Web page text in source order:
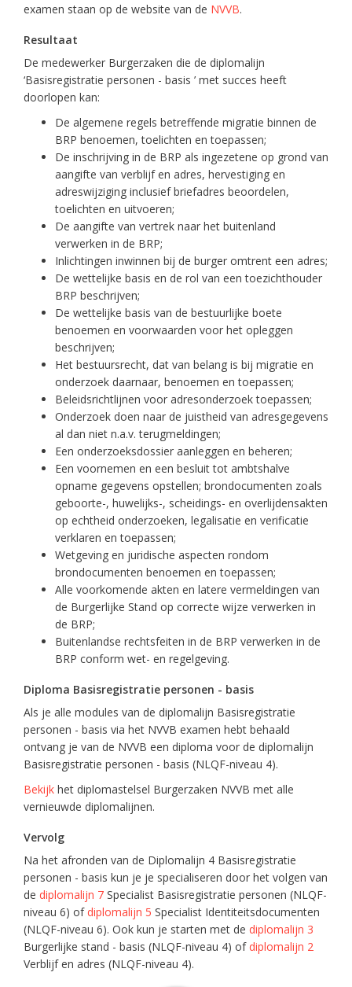
examen staan op de website van de NVVB.
Resultaat
De medewerker Burgerzaken die de diplomalijn
‘Basisregistratie personen - basis ’ met succes heeft
doorlopen kan:
De algemene regels betreffende migratie binnen de
BRP benoemen, toelichten en toepassen;
De inschrijving in de BRP als ingezetene op grond van
aangifte van verblijf en adres, hervestiging en
adreswijziging inclusief briefadres beoordelen,
toelichten en uitvoeren;
De aangifte van vertrek naar het buitenland
verwerken in de BRP;
Inlichtingen inwinnen bij de burger omtrent een adres;
De wettelijke basis en de rol van een toezichthouder
BRP beschrijven;
De wettelijke basis van de bestuurlijke boete
benoemen en voorwaarden voor het opleggen
beschrijven;
Het bestuursrecht, dat van belang is bij migratie en
onderzoek daarnaar, benoemen en toepassen;
Beleidsrichtlijnen voor adresonderzoek toepassen;
Onderzoek doen naar de juistheid van adresgegevens
al dan niet n.a.v. terugmeldingen;
Een onderzoeksdossier aanleggen en beheren;
Een voornemen en een besluit tot ambtshalve
opname gegevens opstellen; brondocumenten zoals
geboorte-, huwelijks-, scheidings- en overlijdensakten
op echtheid onderzoeken, legalisatie en verificatie
verklaren en toepassen;
Wetgeving en juridische aspecten rondom
brondocumenten benoemen en toepassen;
Alle voorkomende akten en latere vermeldingen van
de Burgerlijke Stand op correcte wijze verwerken in
de BRP;
Buitenlandse rechtsfeiten in de BRP verwerken in de
BRP conform wet- en regelgeving.
Diploma Basisregistratie personen - basis
Als je alle modules van de diplomalijn Basisregistratie
personen - basis via het NVVB examen hebt behaald
ontvang je van de NVVB een diploma voor de diplomalijn
Basisregistratie personen - basis (NLQF-niveau 4).
Bekijk het diplomastelsel Burgerzaken NVVB met alle
vernieuwde diplomalijnen.
Vervolg
Na het afronden van de Diplomalijn 4 Basisregistratie
personen - basis kun je je specialiseren door het volgen van
de diplomalijn 7 Specialist Basisregistratie personen (NLQF-
niveau 6) ofdiplomalijn 5 Specialist Identiteitsdocumenten
(NLQF-niveau 6). Ook kun je starten met de diplomalijn 3
Burgerlijke stand - basis (NLQF-niveau 4) ofdiplomalijn 2
Verblijf en adres (NLQF-niveau 4).